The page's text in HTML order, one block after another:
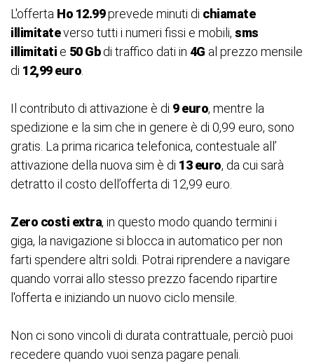
L'offerta Ho 12.99prevede minuti di chiamate
illimitateverso tutti i numeri fissi e mobili, sms
illimitati e 50 Gbdi traffico dati in 4G al prezzo mensile
di 12,99 euro
Il contributo di attivazione è di 9 euro, mentre la
spedizione e la sim che in genere è di 0,99 euro, sono
gratis. La prima ricarica telefonica, contestuale all’
attivazione della nuova sim è di 13 euro, da cui sarà
detratto il costo dell’offerta di 12,99 euro.
Zero costi extra, in questo modo quando termini i
giga, la navigazione si blocca in automatico per non
farti spendere altri soldi. Potrai riprendere a navigare
quando vorrai allo stesso prezzo facendo ripartire
l'offerta e iniziando un nuovo ciclo mensile.
Non ci sono vincoli di durata contrattuale, perciò puoi
recedere quando vuoi senza pagare penali.